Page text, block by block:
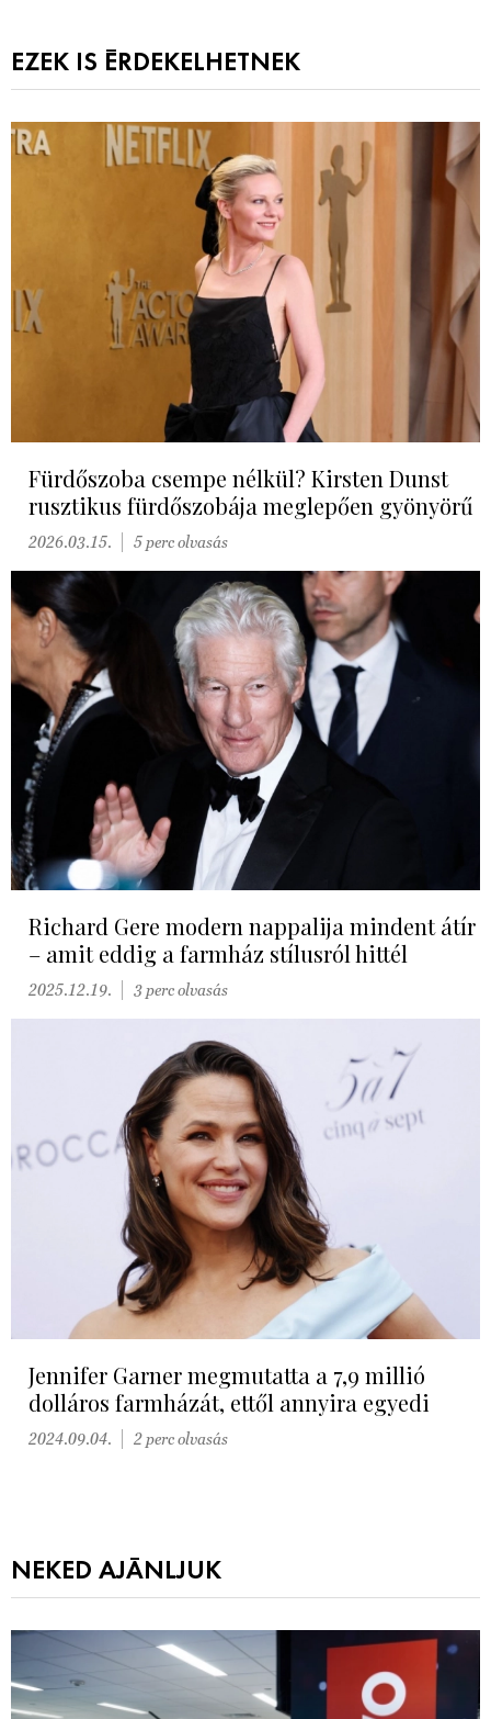
EZEK IS ÉRDEKELHETNEK
Fürdőszoba csempe nélkül? Kirsten Dunst
rusztikus fürdőszobája meglepően gyönyörű
2026.03.15. 5 perc olvasás
Richard Gere modern nappalija mindent átír
– amit eddig a farmház stílusról hittél
2025.12.19. 3 perc olvasás
Jennifer Garner megmutatta a 7,9 millió
dolláros farmházát, ettől annyira egyedi
2024.09.04. 2 perc olvasás
NEKED AJÁNLJUK